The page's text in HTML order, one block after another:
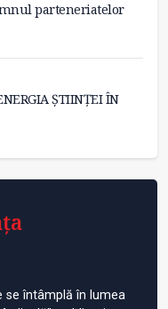
parteneriatelor
ȘTIINȚEI ÎN
se întâmplă în lumea